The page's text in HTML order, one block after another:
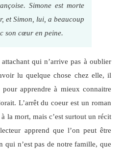
Simone est morte
et Simon, lui, a beaucoup
son cœur en peine.
qui n’arrive pas à oublier
lu quelque chose chez elle, il
pour apprendre à mieux connaitre
L’arrêt du coeur est un roman
la mort, mais c’est surtout un récit
apprend que l’on peut être
qui n’est pas de notre famille, que